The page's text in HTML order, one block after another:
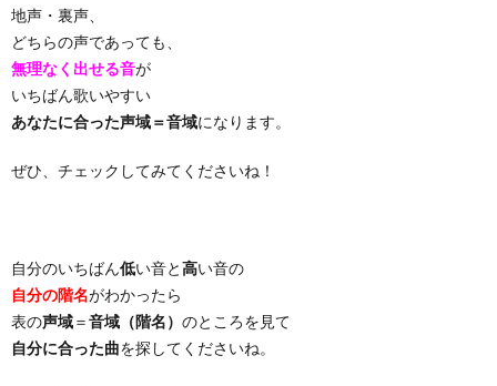
地声・裏声、
どちらの声であっても、
無理なく出せる音が
いちばん歌いやすい
あなたに合った声域＝音域になります。
ぜひ、チェックしてみてくださいね！
自分のいちばん低い音と高い音の
自分の階名がわかったら
表の声域＝音域（階名） のところを見て
自分に合った曲を探してくださいね。